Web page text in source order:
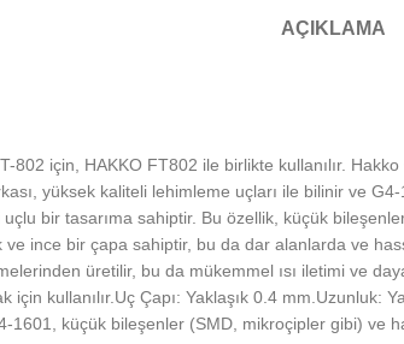
AÇIKLAMA
802 için, HAKKO FT802 ile birlikte kullanılır.
yüksek kaliteli lehimleme uçları ile bilinir ve
uçlu bir tasarıma sahiptir. Bu özellik, küçük
ve ince bir çapa sahiptir, bu da dar alanlarda ve
üretilir, bu da mükemmel ısı iletimi ve
için kullanılır.Uç Çapı: Yaklaşık 0.4
1601, küçük bileşenler (SMD, mikroçipler gibi)